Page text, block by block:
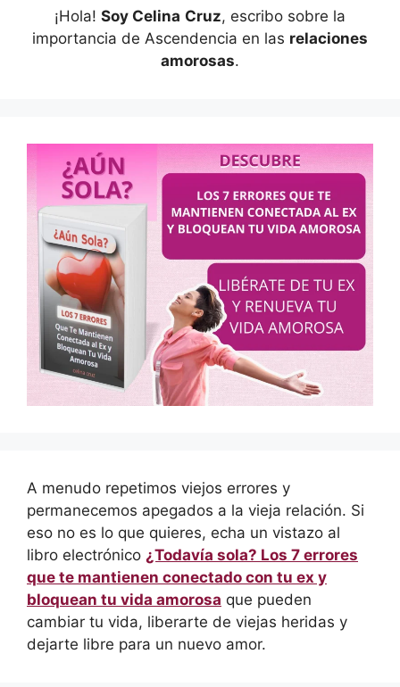
¡Hola! Soy Celina Cruz, escribo sobre la
importancia de Ascendencia en las relaciones
amorosas.
A menudo repetimos viejos errores y
permanecemos apegados a la vieja relación. Si
eso no es lo que quieres, echa un vistazo al
libro electrónico ¿Todavía sola? Los 7 errores
que te mantienen conectado con tu ex y
bloquean tu vida amorosa que pueden
cambiar tu vida, liberarte de viejas heridas y
dejarte libre para un nuevo amor.